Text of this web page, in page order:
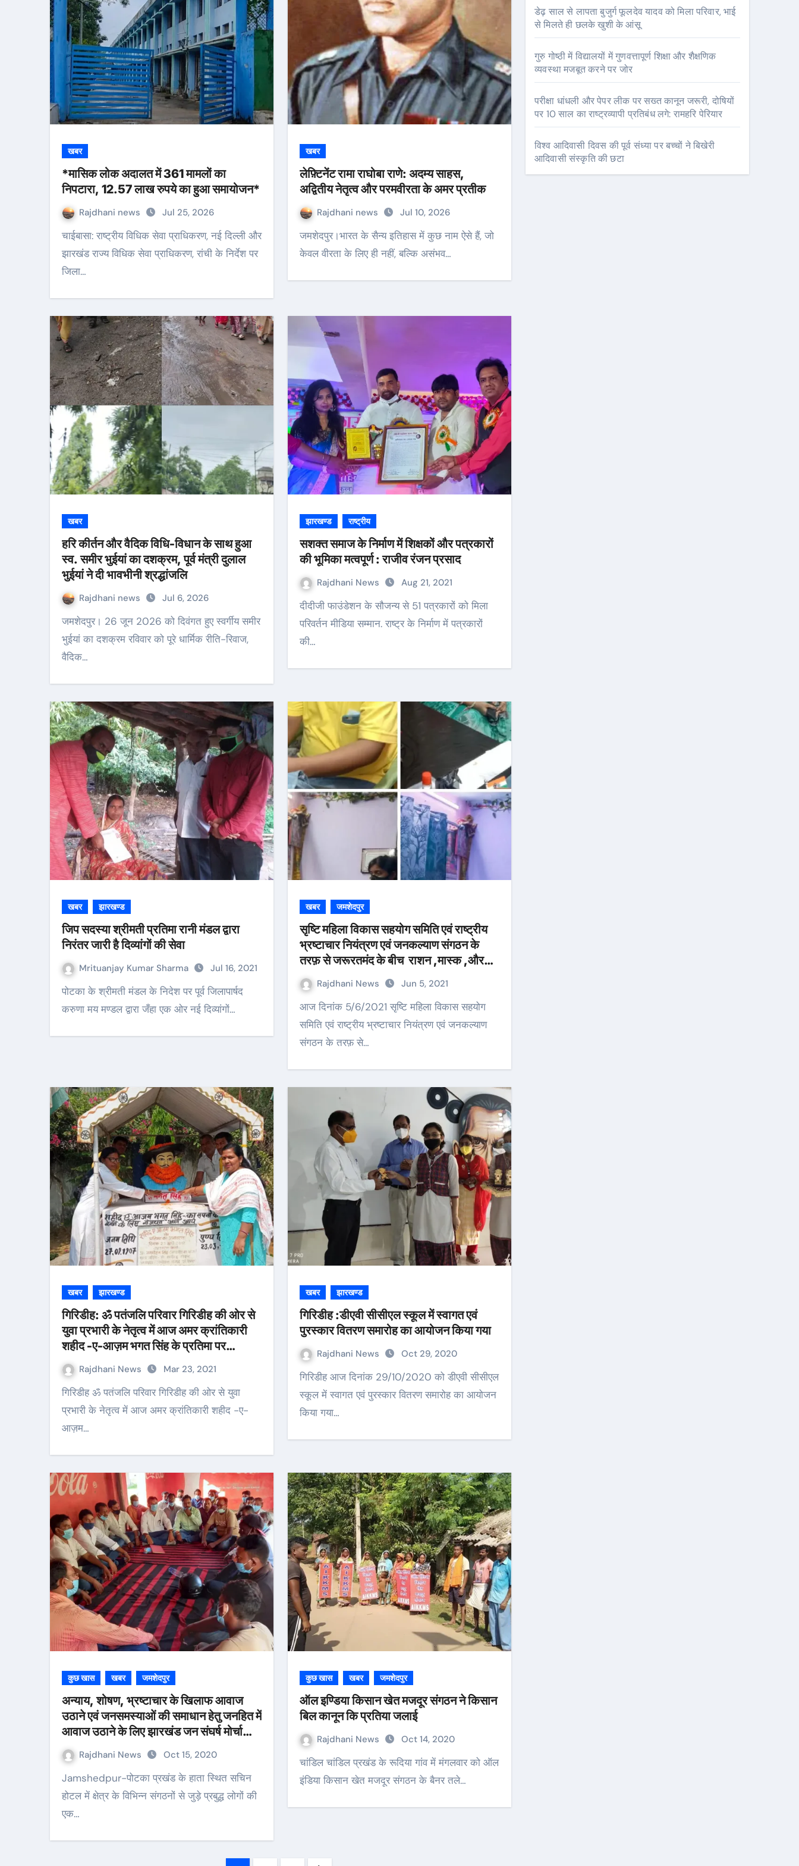
खबर
*मासिक लोक अदालत में 361 मामलों का
निपटारा, 12.57 लाख रुपये का हुआ समायोजन*
Rajdhani news Jul 25, 2026
चाईबासा: राष्ट्रीय विधिक सेवा प्राधिकरण, नई दिल्ली और
झारखंड राज्य विधिक सेवा प्राधिकरण, रांची के निर्देश पर
जिला…
खबर
लेफ़्टिनेंट रामा राघोबा राणे: अदम्य साहस,
अद्वितीय नेतृत्व और परमवीरता के अमर प्रतीक
Rajdhani news Jul 10, 2026
जमशेदपुर।भारत के सैन्य इतिहास में कुछ नाम ऐसे हैं, जो
केवल वीरता के लिए ही नहीं, बल्कि असंभव…
खबर
हरि कीर्तन और वैदिक विधि-विधान के साथ हुआ
स्व. समीर भुईयां का दशक्रम, पूर्व मंत्री दुलाल
भुईयां ने दी भावभीनी श्रद्धांजलि
Rajdhani news Jul 6, 2026
जमशेदपुर। 26 जून 2026 को दिवंगत हुए स्वर्गीय समीर
भुईयां का दशक्रम रविवार को पूरे धार्मिक रीति-रिवाज,
वैदिक…
झारखण्ड राष्ट्रीय
सशक्त समाज के निर्माण में शिक्षकों और पत्रकारों
की भूमिका मत्वपूर्ण : राजीव रंजन प्रसाद
Rajdhani News Aug 21, 2021
दीदीजी फाउंडेशन के सौजन्य से 51 पत्रकारों को मिला
परिवर्तन मीडिया सम्मान. राष्ट्र के निर्माण में पत्रकारों
की…
खबर झारखण्ड
जिप सदस्या श्रीमती प्रतिमा रानी मंडल द्वारा
निरंतर जारी है दिव्यांगों की सेवा
Mrituanjay Kumar Sharma Jul 16, 2021
पोटका के श्रीमती मंडल के निदेश पर पूर्व जिलापार्षद
करुणा मय मण्डल द्वारा जँहा एक ओर नई दिव्यांगों…
खबर जमशेदपुर
सृष्टि महिला विकास सहयोग समिति एवं राष्ट्रीय
भ्रष्टाचार नियंत्रण एवं जनकल्याण संगठन के
तरफ़ से जरूरतमंद के बीच राशन ,मास्क ,और
सेंटाइजर का वितरण किया गया
Rajdhani News Jun 5, 2021
आज दिनांक 5/6/2021 सृष्टि महिला विकास सहयोग
समिति एवं राष्ट्रीय भ्रष्टाचार नियंत्रण एवं जनकल्याण
संगठन के तरफ़ से…
खबर झारखण्ड
गिरिडीह: ॐ पतंजलि परिवार गिरिडीह की ओर से
युवा प्रभारी के नेतृत्व में आज अमर क्रांतिकारी
शहीद -ए-आज़म भगत सिंह के प्रतिमा पर
माल्यार्पण
Rajdhani News Mar 23, 2021
गिरिडीह ॐ पतंजलि परिवार गिरिडीह की ओर से युवा
प्रभारी के नेतृत्व में आज अमर क्रांतिकारी शहीद -ए-
आज़म…
खबर झारखण्ड
गिरिडीह :डीएवी सीसीएल स्कूल में स्वागत एवं
पुरस्कार वितरण समारोह का आयोजन किया गया
Rajdhani News Oct 29, 2020
गिरिडीह आज दिनांक 29/10/2020 को डीएवी सीसीएल
स्कूल में स्वागत एवं पुरस्कार वितरण समारोह का आयोजन
किया गया…
कुछ खास खबर जमशेदपुर
अन्याय, शोषण, भ्रष्टाचार के खिलाफ आवाज
उठाने एवं जनसमस्याओं की समाधान हेतु जनहित में
आवाज उठाने के लिए झारखंड जन संघर्ष मोर्चा
नामक जन संगठन का गठन
Rajdhani News Oct 15, 2020
Jamshedpur-पोटका प्रखंड के हाता स्थित सचिन
होटल में क्षेत्र के विभिन्न संगठनों से जुड़े प्रबुद्ध लोगों की
एक…
कुछ खास खबर जमशेदपुर
ऑल इण्डिया किसान खेत मजदूर संगठन ने किसान
Rajdhani News Oct 14, 2020
चांडिल चांडिल प्रखंड के रूदिया गांव में मंगलवार को ऑल
इंडिया किसान खेत मजदूर संगठन के बैनर तले…
डेढ़ साल से लापता बुजुर्ग फूलदेव यादव को मिला परिवार, भाई
से मिलते ही छलके खुशी के आंसू
गुरु गोष्ठी में विद्यालयों में गुणवत्तापूर्ण शिक्षा और शैक्षणिक
व्यवस्था मजबूत करने पर जोर
परीक्षा धांधली और पेपर लीक पर सख्त कानून जरूरी, दोषियों
पर 10 साल का राष्ट्रव्यापी प्रतिबंध लगे: रामहरि पेरियार
विश्व आदिवासी दिवस की पूर्व संध्या पर बच्चों ने बिखेरी
आदिवासी संस्कृति की छटा